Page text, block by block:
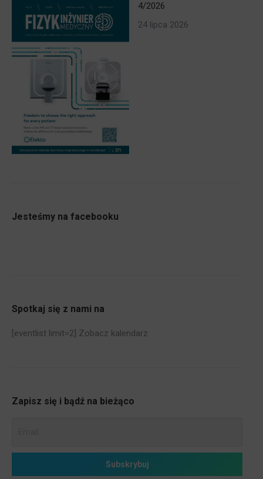
4/2026
24 lipca 2026
Jesteśmy na facebooku
Spotkaj się z nami na
[eventlist limit=2] Zobacz kalendarz
Zapisz się i bądź na bieżąco